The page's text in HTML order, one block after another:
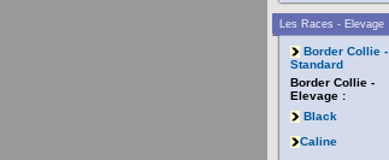
Les Races - Elevage
Border Collie -
Standard
Border Collie -
Elevage :
Black
Caline